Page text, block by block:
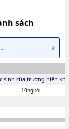
sách
sinh của trường niên
10người